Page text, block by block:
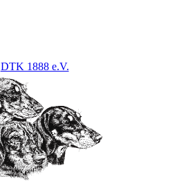
DTK 1888 e.V.